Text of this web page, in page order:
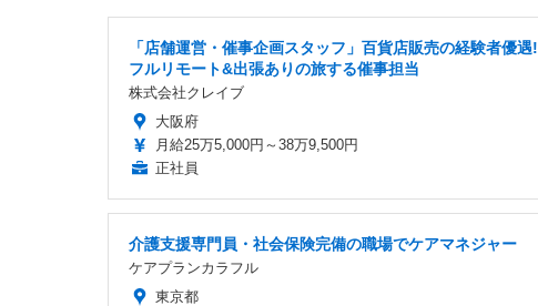
「店舗運営・催事企画スタッフ」百貨店販売の経験者優遇!
フルリモート&出張ありの旅する催事担当
株式会社クレイブ
大阪府
月給25万5,000円～38万9,500円
正社員
介護支援専門員・社会保険完備の職場でケアマネジャー
ケアプランカラフル
東京都